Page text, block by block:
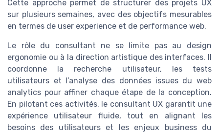
Cette approche permet de structurer des projets UX
sur plusieurs semaines, avec des objectifs mesurables
en termes de user experience et de performance web.
Le rôle du consultant ne se limite pas au design
ergonomie ou à la direction artistique des interfaces. Il
coordonne la recherche utilisateur, les tests
utilisateurs et l’analyse des données issues du web
analytics pour affiner chaque étape de la conception.
En pilotant ces activités, le consultant UX garantit une
expérience utilisateur fluide, tout en alignant les
besoins des utilisateurs et les enjeux business du